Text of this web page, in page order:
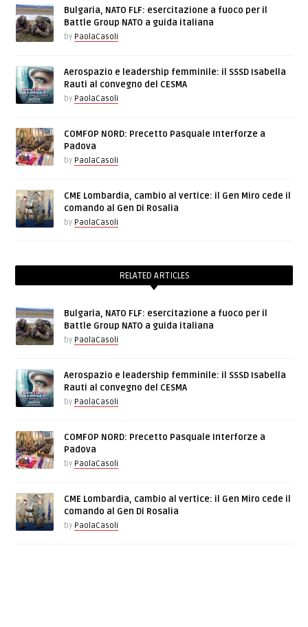
Bulgaria, NATO FLF: esercitazione a fuoco per il
Battle Group NATO a guida italiana
by PaolaCasoli
Aerospazio e leadership femminile: il SSSD Isabella
Rauti al convegno del CESMA
by PaolaCasoli
COMFOP NORD: Precetto Pasquale Interforze a
Padova
by PaolaCasoli
CME Lombardia, cambio al vertice: il Gen Miro cede il
comando al Gen Di Rosalia
by PaolaCasoli
RELATED ARTICLES
Bulgaria, NATO FLF: esercitazione a fuoco per il
Battle Group NATO a guida italiana
by PaolaCasoli
Aerospazio e leadership femminile: il SSSD Isabella
Rauti al convegno del CESMA
by PaolaCasoli
COMFOP NORD: Precetto Pasquale Interforze a
Padova
by PaolaCasoli
CME Lombardia, cambio al vertice: il Gen Miro cede il
comando al Gen Di Rosalia
by PaolaCasoli